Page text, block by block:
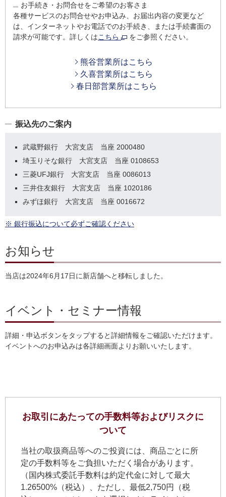
お手続き・お問合せをご希望のお客さま
各種サービスのお問合せやお申込み、お届出内容の変更など
は、インターネットやお電話でのお手続き、または手続書面の
請求が可能です。詳しくはこちら をご参照ください。
熊谷営業所はこちら
久喜営業所はこちら
春日部営業所はこちら
振込先のご案内
武蔵野銀行 大宮支店 当座 2000480
埼玉りそな銀行 大宮支店 当座 0108653
三菱UFJ銀行 大宮支店 当座 0086013
三井住友銀行 大宮支店 当座 1020186
みずほ銀行 大宮支店 当座 0016672
※ 銀行振込について必ずご確認ください
お知らせ
当店は2024年6月17日に新店舗へと移転しました。
イベント・セミナー情報
詳細・申込ボタンをタップすると詳細情報をご確認いただけます。
イベントへのお申込みは各詳細画面よりお願いいたします。
お取引にあたっての手数料等およびリスクに
ついて
当社の取扱商品等へのご投資には、商品ごとに所
定の手数料等をご負担いただく場合があります。
（国内株式委託手数料は約定代金に対して最大
1.26500%（税込）、ただし、最低2,750円（税